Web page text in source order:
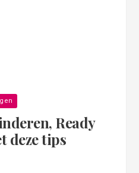
Ready
deze tips